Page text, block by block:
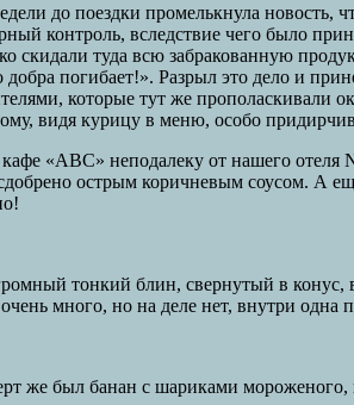
до поездки промелькнула новость,
контроль, вследствие чего было
туда всю забракованную
погибает!». Разрыл это дело и
которые тут же прополаскивали
видя курицу в меню, особо
«ABC» неподалеку от нашего
острым коричневым соусом. А
тонкий блин, свернутый в
много, но на деле нет, внутри одна
же был банан с шариками